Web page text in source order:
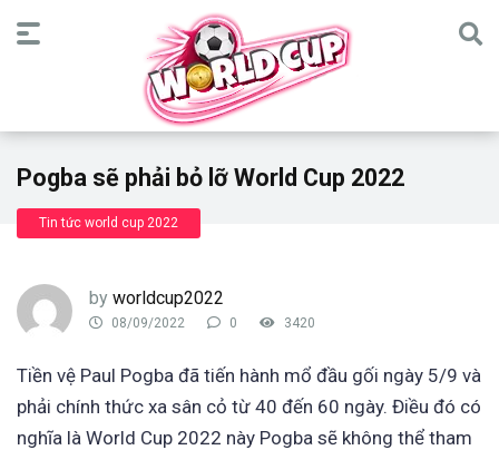
Pogba sẽ phải bỏ lỡ World Cup 2022
Tin tức world cup 2022
by worldcup2022
08/09/2022 0 3420
Tiền vệ Paul Pogba đã tiến hành mổ đầu gối ngày 5/9 và
phải chính thức xa sân cỏ từ 40 đến 60 ngày. Điều đó có
nghĩa là World Cup 2022 này Pogba sẽ không thể tham